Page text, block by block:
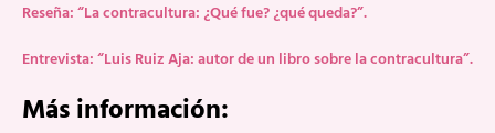
Reseña: “La contracultura: ¿Qué fue? ¿qué queda?”.
Entrevista: “Luis Ruiz Aja: autor de un libro sobre la contracultura”.
Más información: